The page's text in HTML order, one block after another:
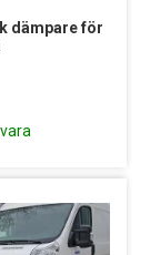
dämpare för